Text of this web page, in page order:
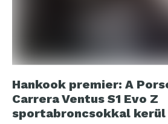
Hankook premier: A
Carrera Ventus S1 Evo Z
sportabroncsokkal kerül